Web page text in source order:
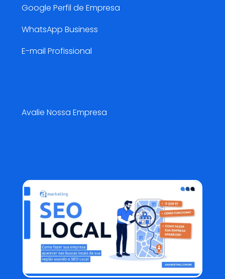
Google Perfil de Empresa
WhatsApp Business
E-mail Profissional
Avalie Nossa Empresa